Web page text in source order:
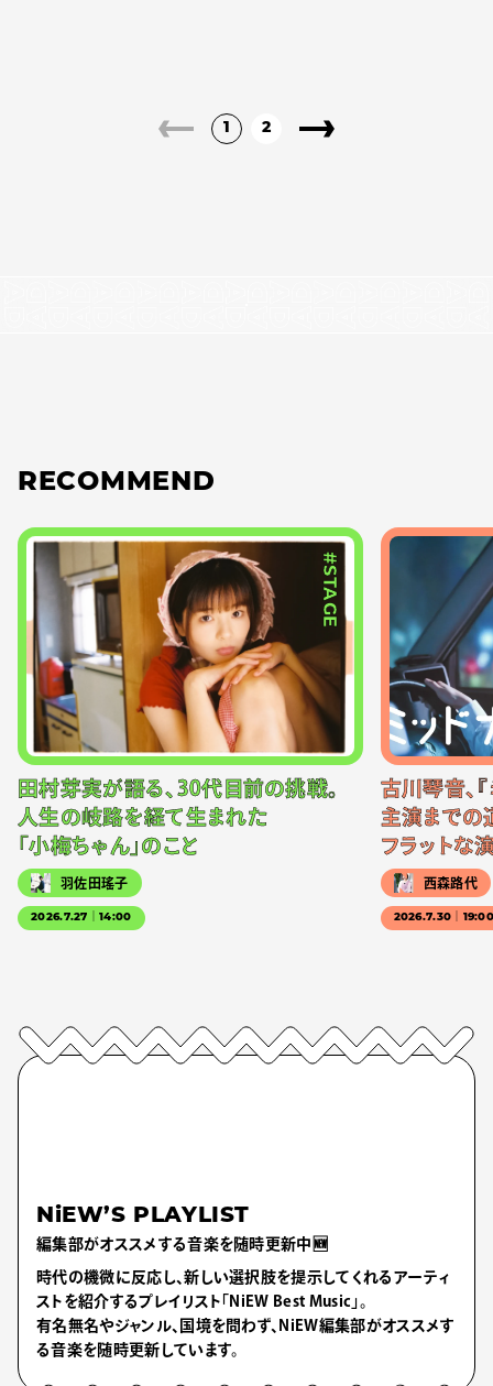
1 2
RECOMMEND
#STAGE
田村芽実が語る、30代目前の挑戦。
人生の岐路を経て生まれた
「小梅ちゃん」のこと
羽佐田瑤子
2026.7.27｜14:00
古川琴音、
主演までの
フラットな
西森路代
2026.7.30｜
NiEW’S PLAYLIST
編集部がオススメする音楽を随時更新中🆕
時代の機微に反応し、新しい選択肢を提示してくれるアーティ
ストを紹介するプレイリスト「NiEW Best Music」。
有名無名やジャンル、国境を問わず、NiEW編集部がオススメす
る音楽を随時更新しています。